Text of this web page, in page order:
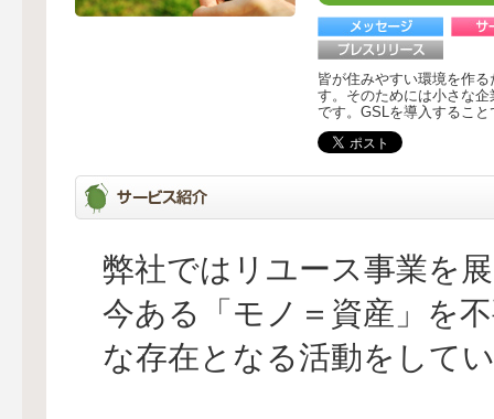
皆が住みやすい環境を作
す。そのためには小さな
です。GSLを導入するこ
弊社ではリユース事業を
今ある「モノ＝資産」を
な存在となる活動をして